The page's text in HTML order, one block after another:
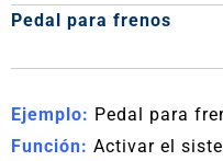
Pedal para frenos
Ejemplo: Pedal para
Función: Activar el